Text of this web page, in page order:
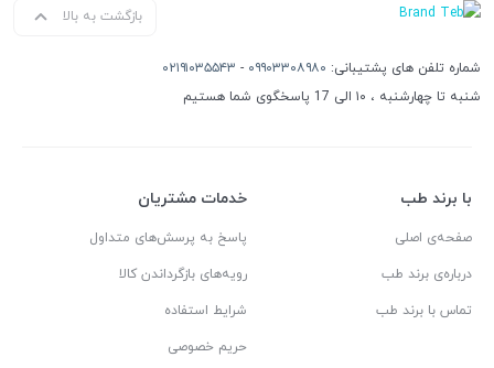
بازگشت به بالا
شماره تلفن های پشتیبانی: ۰۹۹۰۳۳۰۸۹۸۰ - ۰۲۱۹۱۰۳۵۵۴۳
شنبه تا چهارشنبه ، ۱۰ الی 17 پاسخگوی شما هستیم
با برند طب
صفحه‌ی اصلی
درباره‌ی برند طب
تماس با برند طب
خدمات مشتریان
پاسخ به پرسش‌های متداول
رویه‌های بازگرداندن کالا
شرایط استفاده
حریم خصوصی